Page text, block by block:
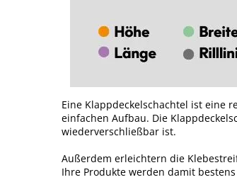
Eine Klappdeckelschachtel ist eine
einfachen Aufbau. Die
wiederverschließbar ist.
Außerdem erleichtern die
Ihre Produkte werden damit